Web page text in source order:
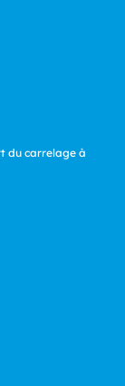
du carrelage à